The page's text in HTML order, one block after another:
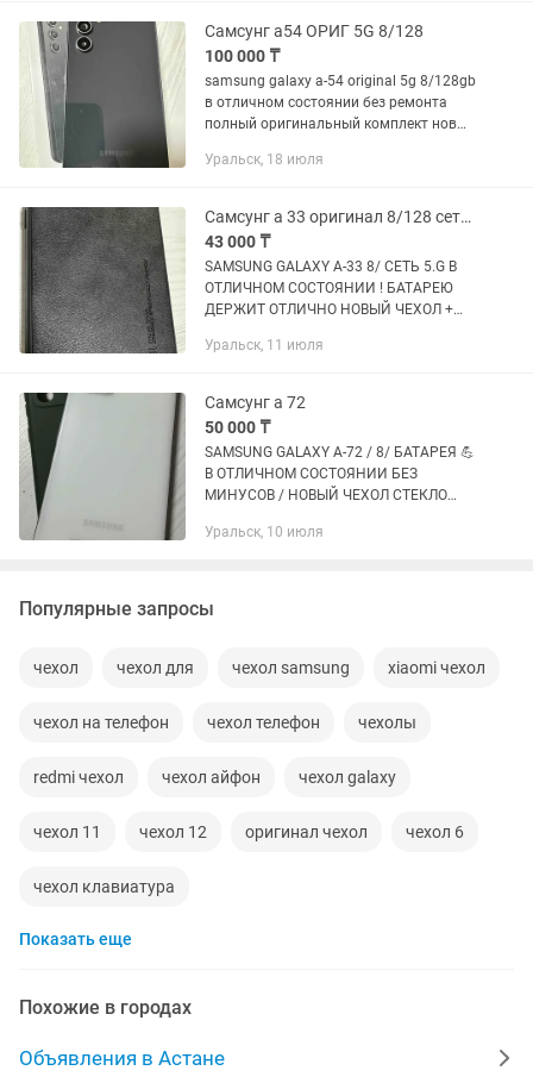
уральск...
Самсунг а54 ОРИГ 5G 8/128
100 000 ₸
samsung galaxy a-54 original 5g 8/128gb
в отличном состоянии без ремонта
полный оригинальный комплект новый
доставка
Уральск, 18 июля
Самсунг а 33 оригинал 8/128 сеть 5G
43 000 ₸
SAMSUNG GALAXY A-33 8/ СЕТЬ 5.G В
ОТЛИЧНОМ СОСТОЯНИИ ! БАТАРЕЮ
ДЕРЖИТ ОТЛИЧНО НОВЫЙ ЧЕХОЛ +
Уральск, 11 июля
Самсунг а 72
50 000 ₸
SAMSUNG GALAXY A-72 / 8/ БАТАРЕЯ 💪
В ОТЛИЧНОМ СОСТОЯНИИ БЕЗ
МИНУСОВ / НОВЫЙ ЧЕХОЛ СТЕКЛО
ДОСТАВКА
Уральск, 10 июля
Популярные запросы
чехол чехол для чехол samsung xiaomi чехол
чехол на телефон чехол телефон чехолы
redmi чехол чехол айфон чехол galaxy
чехол 11 чехол 12 оригинал чехол чехол 6
чехол клавиатура
Показать еще
Похожие в городах
Объявления в Астане